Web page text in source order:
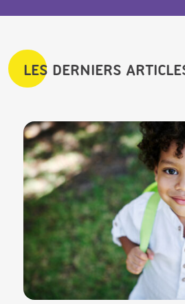
LES DERNIERS